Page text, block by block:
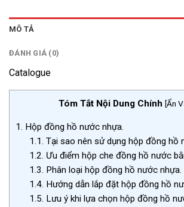
MÔ TẢ
ĐÁNH GIÁ (0)
Catalogue
Tóm Tắt Nội Dung Chính [Ẩn
1. Hộp đồng hồ nước nhựa.
1.1. Tại sao nên sử dụng hộp đồng hồ
1.2. Ưu điểm hộp che đồng hồ nước
1.3. Phân loại hộp đồng hồ nước nhựa.
1.4. Hướng dẫn lắp đặt hộp đồng hồ
1.5. Lưu ý khi lựa chọn hộp đồng hồ